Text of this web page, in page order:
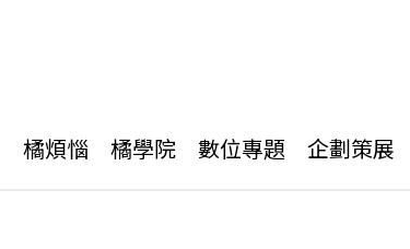
橘煩惱 橘學院 數位專題 企劃策展